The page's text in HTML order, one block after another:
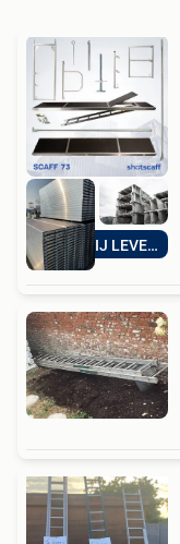
BETAL BIJ LEVERING